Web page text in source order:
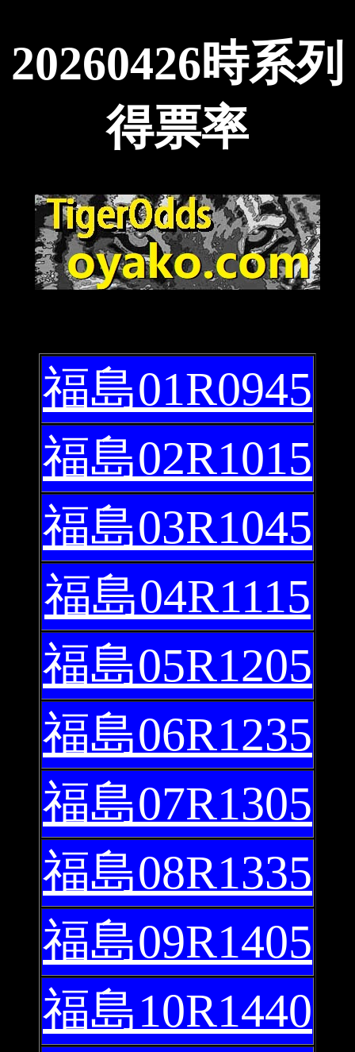
20260426時系列
得票率
福島01R0945
福島02R1015
福島03R1045
福島04R1115
福島05R1205
福島06R1235
福島07R1305
福島08R1335
福島09R1405
福島10R1440